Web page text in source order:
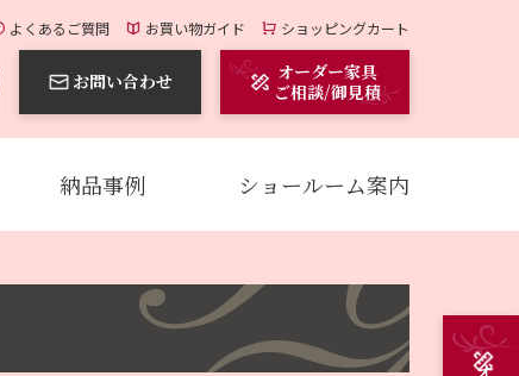
よくあるご質問 お買い物ガイド ショッピングカート
お問い合わせ
オーダー家具
ご相談/御見積
納品事例 ショールーム案内